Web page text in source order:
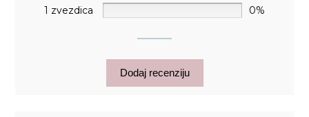
1 zvezdica
0%
Dodaj recenziju